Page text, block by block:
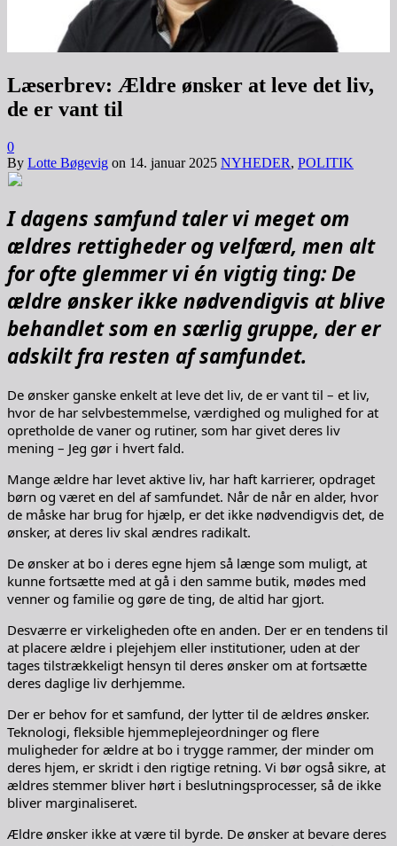
Læserbrev: Ældre ønsker at leve det liv,
de er vant til
0
By Lotte Bøgevig on 14. januar 2025 NYHEDER, POLITIK
I dagens samfund taler vi meget om
ældres rettigheder og velfærd, men alt
for ofte glemmer vi én vigtig ting: De
ældre ønsker ikke nødvendigvis at blive
behandlet som en særlig gruppe, der er
adskilt fra resten af samfundet.
De ønsker ganske enkelt at leve det liv, de er vant til – et liv,
hvor de har selvbestemmelse, værdighed og mulighed for at
opretholde de vaner og rutiner, som har givet deres liv
mening – Jeg gør i hvert fald.
Mange ældre har levet aktive liv, har haft karrierer, opdraget
børn og været en del af samfundet. Når de når en alder, hvor
de måske har brug for hjælp, er det ikke nødvendigvis det, de
ønsker, at deres liv skal ændres radikalt.
De ønsker at bo i deres egne hjem så længe som muligt, at
kunne fortsætte med at gå i den samme butik, mødes med
venner og familie og gøre de ting, de altid har gjort.
Desværre er virkeligheden ofte en anden. Der er en tendens til
at placere ældre i plejehjem eller institutioner, uden at der
tages tilstrækkeligt hensyn til deres ønsker om at fortsætte
deres daglige liv derhjemme.
Der er behov for et samfund, der lytter til de ældres ønsker.
Teknologi, fleksible hjemmeplejeordninger og flere
muligheder for ældre at bo i trygge rammer, der minder om
deres hjem, er skridt i den rigtige retning. Vi bør også sikre, at
ældres stemmer bliver hørt i beslutningsprocesser, så de ikke
bliver marginaliseret.
Ældre ønsker ikke at være til byrde. De ønsker at bevare deres